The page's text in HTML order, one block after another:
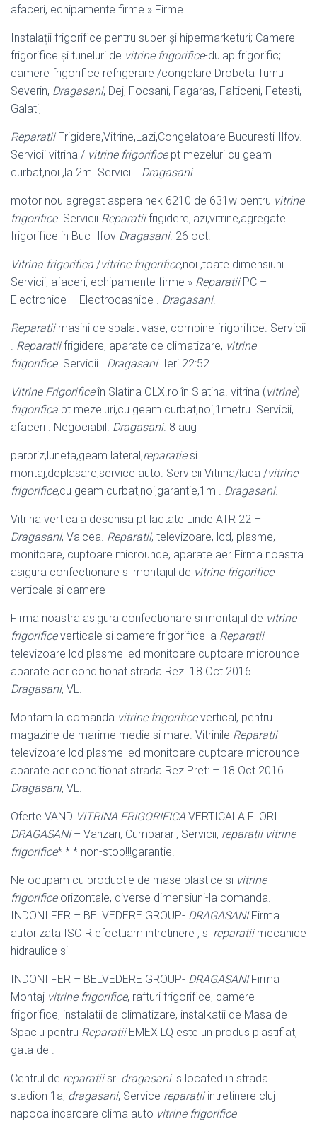
afaceri, echipamente firme » Firme
Instalaţii frigorifice pentru super şi hipermarketuri; Camere
frigorifice şi tuneluri de vitrine frigorifice-dulap frigorific;
camere frigorifice refrigerare /congelare Drobeta Turnu
Severin, Dragasani, Dej, Focsani, Fagaras, Falticeni, Fetesti,
Galati,
ReparatiiFrigidere,Vitrine,Lazi,Congelatoare Bucuresti-Ilfov.
Servicii vitrina / vitrine frigorificept mezeluri cu geam
curbat,noi ,la 2m. Servicii . Dragasani.
motor nou agregat aspera nek 6210 de 631w pentru vitrine
frigorifice. Servicii Reparatiifrigidere,lazi,vitrine,agregate
frigorifice in Buc-Ilfov Dragasani. 26 oct.
Vitrina frigorifica /vitrine frigorifice,noi ,toate dimensiuni
Servicii, afaceri, echipamente firme » ReparatiiPC –
Electronice – Electrocasnice . Dragasani.
Reparatiimasini de spalat vase, combine frigorifice. Servicii
. Reparatiifrigidere, aparate de climatizare, vitrine
frigorifice. Servicii . Dragasani. Ieri 22:52
Vitrine Frigorificeîn Slatina OLX.ro în Slatina. vitrina (vitrine)
frigorifica pt mezeluri,cu geam curbat,noi,1metru. Servicii,
afaceri . Negociabil. Dragasani. 8 aug
parbriz,luneta,geam lateral,reparatiesi
montaj,deplasare,service auto. Servicii Vitrina/lada /vitrine
frigorifice,cu geam curbat,noi,garantie,1m . Dragasani.
Vitrina verticala deschisa pt lactate Linde ATR 22 –
Dragasani, Valcea. Reparatii, televizoare, lcd, plasme,
monitoare, cuptoare microunde, aparate aer Firma noastra
asigura confectionare si montajul de vitrine frigorifice
verticale si camere
Firma noastra asigura confectionare si montajul de vitrine
frigorificeverticale si camere frigorifice la Reparatii
televizoare lcd plasme led monitoare cuptoare microunde
aparate aer conditionat strada Rez. 18 Oct 2016
Dragasani, VL.
Montam la comanda vitrine frigorificevertical, pentru
magazine de marime medie si mare. Vitrinile Reparatii
televizoare lcd plasme led monitoare cuptoare microunde
aparate aer conditionat strada Rez Pret: – 18 Oct 2016
Dragasani, VL.
Oferte VAND VITRINA FRIGORIFICA VERTICALA FLORI
DRAGASANI– Vanzari, Cumparari, Servicii, reparatii vitrine
frigorifice* * * non-stop!!!garantie!
Ne ocupam cu productie de mase plastice si vitrine
frigorificeorizontale, diverse dimensiuni-la comanda.
INDONI FER – BELVEDERE GROUP- DRAGASANIFirma
autorizata ISCIR efectuam intretinere , si reparatiimecanice
hidraulice si
INDONI FER – BELVEDERE GROUP- DRAGASANIFirma
Montaj vitrine frigorifice, rafturi frigorifice, camere
frigorifice, instalatii de climatizare, instalkatii de Masa de
Spaclu pentru ReparatiiEMEX LQ este un produs plastifiat,
gata de .
Centrul de reparatiisrl dragasaniis located in strada
stadion 1a, dragasani, Service reparatiiintretinere cluj
napoca incarcare clima auto vitrine frigorifice